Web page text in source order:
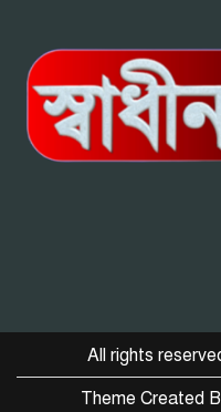
All rights
Theme Created